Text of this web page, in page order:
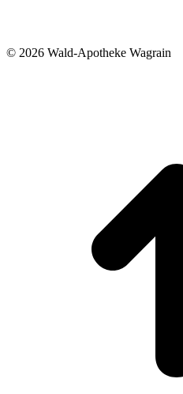
© 2026 Wald-Apotheke Wagrain